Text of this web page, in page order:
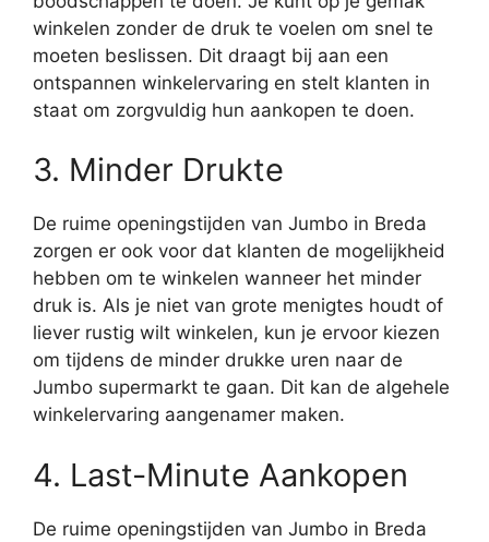
winkelen zonder de druk te voelen om snel te
moeten beslissen. Dit draagt bij aan een
ontspannen winkelervaring en stelt klanten in
staat om zorgvuldig hun aankopen te doen.
3. Minder Drukte
De ruime openingstijden van Jumbo in Breda
zorgen er ook voor dat klanten de mogelijkheid
hebben om te winkelen wanneer het minder
druk is. Als je niet van grote menigtes houdt of
liever rustig wilt winkelen, kun je ervoor kiezen
om tijdens de minder drukke uren naar de
Jumbo supermarkt te gaan. Dit kan de algehele
winkelervaring aangenamer maken.
4. Last-Minute Aankopen
De ruime openingstijden van Jumbo in Breda